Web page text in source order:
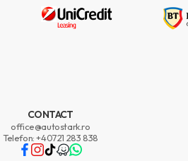
CONTACT
office@autostark.ro
Telefon: +40721 283 838